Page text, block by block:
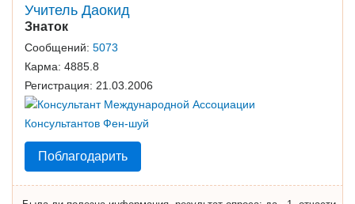
Учитель Даокид
Знаток
Сообщений: 5073
Карма: 4885.8
Регистрация: 21.03.2006
Поблагодарить